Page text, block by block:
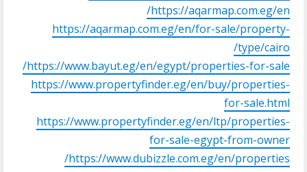
https://aqarmap.com.eg/en/
https://aqarmap.com.eg/en/for-sale/property-
type/cairo/
https://www.bayut.eg/en/egypt/properties-for-sale/
https://www.propertyfinder.eg/en/buy/properties-
for-sale.html
https://www.propertyfinder.eg/en/ltp/properties-
for-sale-egypt-from-owner
https://www.dubizzle.com.eg/en/properties/